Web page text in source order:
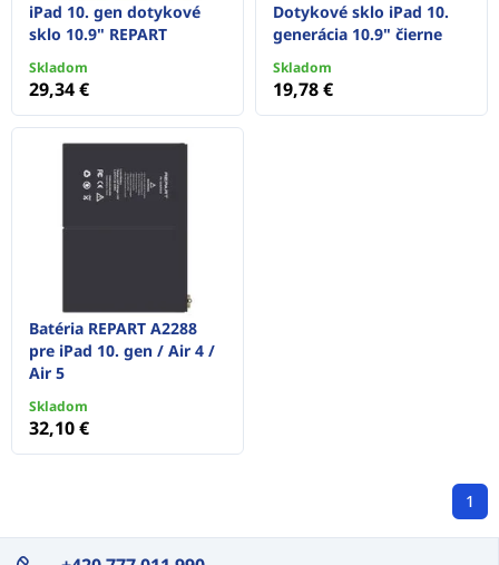
iPad 10. gen dotykové
sklo 10.9" REPART
Skladom
29,34 €
Dotykové sklo iPad 10.
generácia 10.9" čierne
Skladom
19,78 €
Batéria REPART A2288
pre iPad 10. gen / Air 4 /
Air 5
Skladom
32,10 €
1